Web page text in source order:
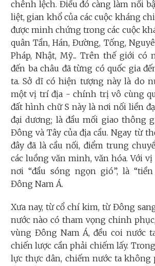
chênh lệch. Điều đó càng làm nổi
liệt, gian khổ của các cuộc kháng
được minh chứng trong các cuộc
quân Tần, Hán, Đường, Tống,
Pháp, Nhật, Mỹ... Trên thế giới có
đến ba châu đã từng có quốc gia
ta. Sở dĩ có hiện tượng này là do
một vị trí địa - chính trị vô cùng
đất hình chữ S này là nơi nối liền
đại dương; là đầu mối giao thông
Đông và Tây của địa cầu. Ngay từ
đây đã là cầu nối, điểm trung
các luồng văn minh, văn hóa. Với
nơi “đầu sóng ngọn gió”, là
Đông Nam Á.
Xưa nay, từ cổ chí kim, từ Đông
nước nào có tham vọng chinh
vùng Đông Nam Á, đều coi nước
chiến lược cần phải chiếm lấy.
lực thực dân, chiếm nước ta không